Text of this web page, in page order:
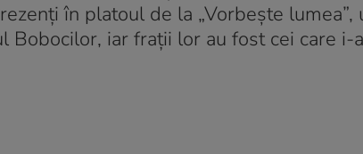
în platoul de la „Vorbește lumea”,
Bobocilor, iar frații lor au fost cei care i-